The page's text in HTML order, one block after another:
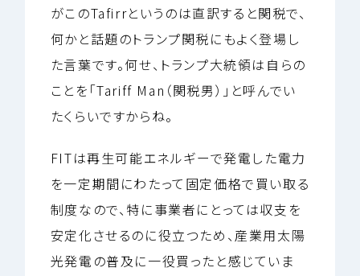
がこのTafirrというのは直訳すると関税で、
何かと話題のトランプ関税にもよく登場し
た言葉です。何せ、トランプ大統領は自らの
ことを「Tariff Man（関税男）」と呼んでい
たくらいですからね。
FITは再生可能エネルギーで発電した電力
を一定期間にわたって固定価格で買い取る
制度なので、特に事業者にとっては収支を
安定化させるのに役立つため、産業用太陽
光発電の普及に一役買ったと感じていま